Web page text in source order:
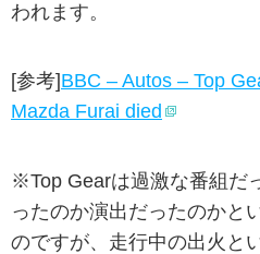
われます。
[参考]BBC – Autos – Top
Mazda Furai died
※Top Gearは過激な番組だ
ったのか演出だったのかと
のですが、走行中の出火と